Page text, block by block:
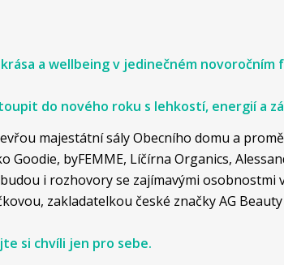
a wellbeing v jedinečném novoročním
do nového roku s lehkostí, energií a
majestátní sály Obecního domu a
Goodie, byFEMME, Líčírna Organics,
i rozhovory se zajímavými osobnostmi
zakladatelkou české značky AG
si chvíli jen pro sebe.